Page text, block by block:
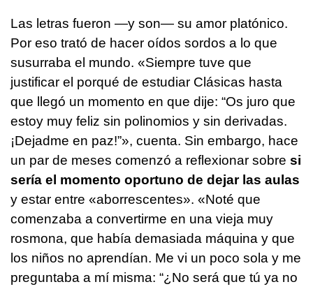
Las letras fueron —y son— su amor platónico.
Por eso trató de hacer oídos sordos a lo que
susurraba el mundo. «Siempre tuve que
justificar el porqué de estudiar Clásicas hasta
que llegó un momento en que dije: “Os juro que
estoy muy feliz sin polinomios y sin derivadas.
¡Dejadme en paz!”», cuenta. Sin embargo, hace
un par de meses comenzó a reflexionar sobre si
sería el momento oportuno de dejar las aulas
y estar entre «aborrescentes». «Noté que
comenzaba a convertirme en una vieja muy
rosmona, que había demasiada máquina y que
los niños no aprendían. Me vi un poco sola y me
preguntaba a mí misma: “¿No será que tú ya no